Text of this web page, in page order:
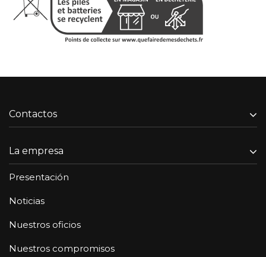
Contactos
La empresa
Presentación
Noticias
Nuestros oficios
Nuestros compromisos